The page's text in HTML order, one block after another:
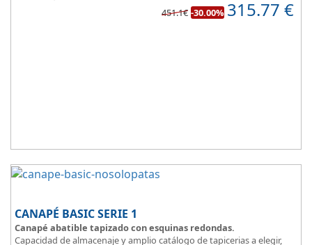
Con esquinas redondeadas, que facilitan el paso en pequeñas
451.1€ -30.00% 315.77 €
CANAPÉ BASIC SERIE 1
Canapé abatible tapizado con esquinas redondas.
Capacidad de almacenaje y amplio catálogo de tapicerias a elegir,